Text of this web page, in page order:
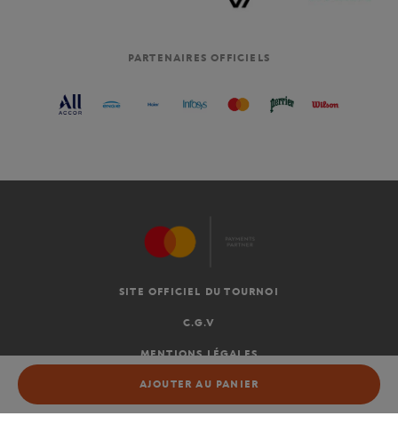
AJOUTER AU PANIER
AJOUTER AU PANIER
PARTENAIRES OFFICIELS
SITE OFFICIEL DU TOURNOI
C.G.V
MENTIONS LÉGALES
FR-€